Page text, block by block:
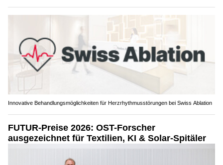
Innovative Behandlungsmöglichkeiten für Herzrhythmusstörungen bei Swiss Ablation
FUTUR-Preise 2026: OST-Forscher
ausgezeichnet für Textilien, KI & Solar-Spitäler